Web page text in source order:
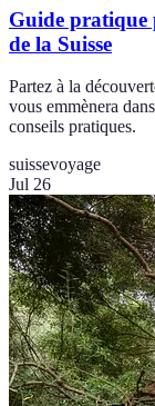
Guide pratique
de la Suisse
Partez à la
vous emmènera
conseils pratiques.
suissevoyage
Jul 26